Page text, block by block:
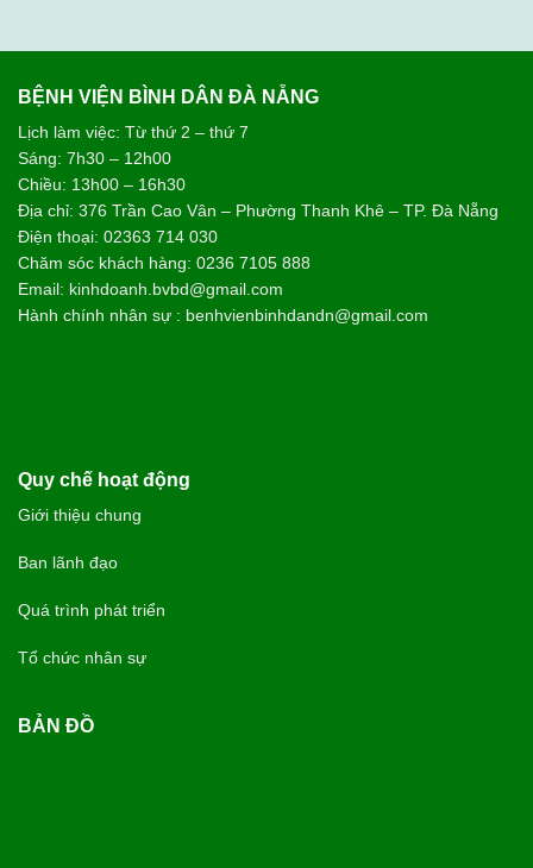
BỆNH VIỆN BÌNH DÂN ĐÀ NẴNG
Lịch làm việc: Từ thứ 2 – thứ 7
Sáng: 7h30 – 12h00
Chiều: 13h00 – 16h30
Địa chỉ: 376 Trần Cao Vân – Phường Thanh Khê – TP. Đà Nẵng
Điện thoại: 02363 714 030
Chăm sóc khách hàng: 0236 7105 888
Email: kinhdoanh.bvbd@gmail.com
Hành chính nhân sự : benhvienbinhdandn@gmail.com
Quy chế hoạt động
Giới thiệu chung
Ban lãnh đạo
Quá trình phát triển
Tổ chức nhân sự
BẢN ĐỒ